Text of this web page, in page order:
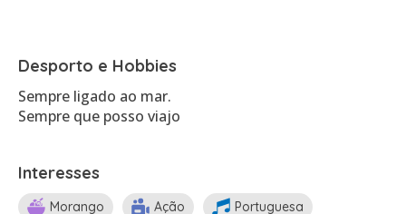
Desporto e Hobbies
Sempre ligado ao mar.
Interesses
Morango Ação Portuguesa